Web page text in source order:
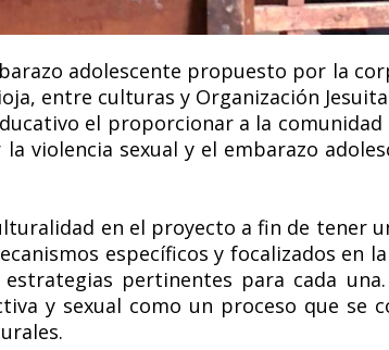
adolescente propuesto por la
entre culturas y Organización
el proporcionar a la comunidad
violencia sexual y el embarazo
en el proyecto a fin de tener
específicos y focalizados en
pertinentes para cada
y sexual como un proceso que se